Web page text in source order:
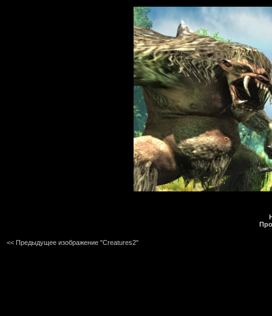
<< Предыдущее изображение "Creatures2"